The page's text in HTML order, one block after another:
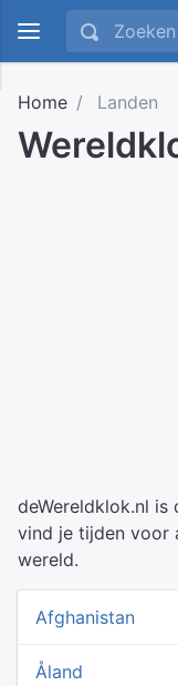
Home Landen
deWereldklok.nl is
vind je tijden voor
wereld.
Afghanistan
Åland